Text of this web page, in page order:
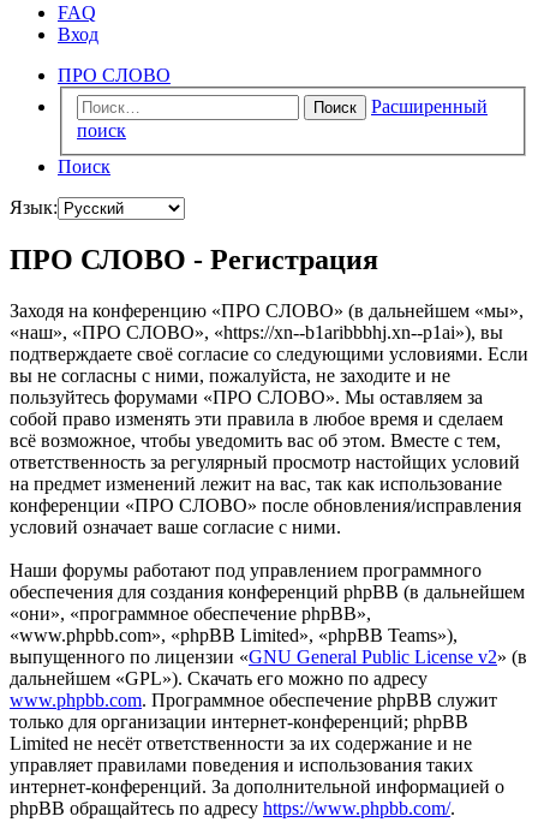
FAQ
Вход
ПРО СЛОВО
Поиск
Расширенный
поиск
Поиск
Язык:
ПРО СЛОВО - Регистрация
Заходя на конференцию «ПРО СЛОВО» (в дальнейшем «мы»,
«наш», «ПРО СЛОВО», «https://xn--b1aribbbhj.xn--p1ai»), вы
подтверждаете своё согласие со следующими условиями. Если
вы не согласны с ними, пожалуйста, не заходите и не
пользуйтесь форумами «ПРО СЛОВО». Мы оставляем за
собой право изменять эти правила в любое время и сделаем
всё возможное, чтобы уведомить вас об этом. Вместе с тем,
ответственность за регулярный просмотр настойщих условий
на предмет изменений лежит на вас, так как использование
конференции «ПРО СЛОВО» после обновления/исправления
условий означает ваше согласие с ними.
Наши форумы работают под управлением программного
обеспечения для создания конференций phpBB (в дальнейшем
«они», «программное обеспечение phpBB»,
«www.phpbb.com», «phpBB Limited», «phpBB Teams»),
выпущенного по лицензии «GNU General Public License v2» (в
дальнейшем «GPL»). Скачать его можно по адресу
www.phpbb.com. Программное обеспечение phpBB служит
только для организации интернет-конференций; phpBB
Limited не несёт ответственности за их содержание и не
управляет правилами поведения и использования таких
интернет-конференций. За дополнительной информацией о
phpBB обращайтесь по адресу https://www.phpbb.com/.